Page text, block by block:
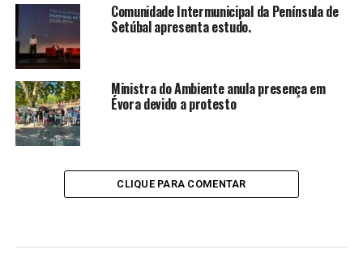
Comunidade Intermunicipal da Península de
Setúbal apresenta estudo.
Ministra do Ambiente anula presença em
Évora devido a protesto
CLIQUE PARA COMENTAR